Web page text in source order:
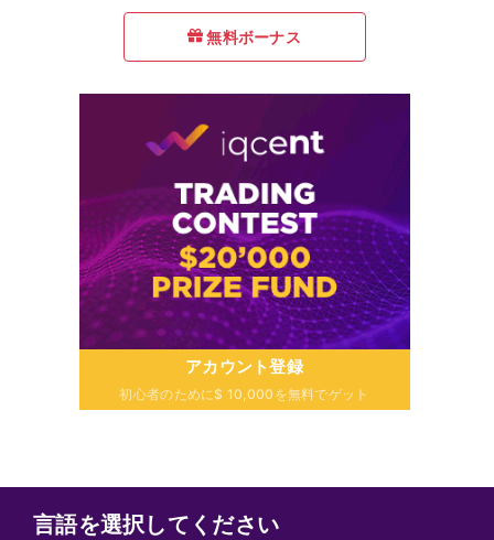
無料ボーナス
アカウント登録
初心者のために$ 10,000を無料でゲット
言語を選択してください